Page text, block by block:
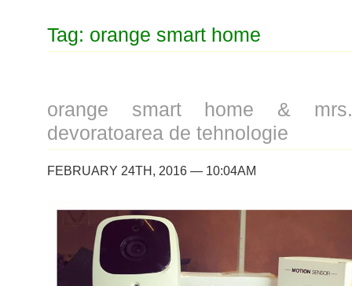
Tag: orange smart home
orange smart home &
devoratoarea de tehnologie
FEBRUARY 24TH, 2016 — 10:04AM